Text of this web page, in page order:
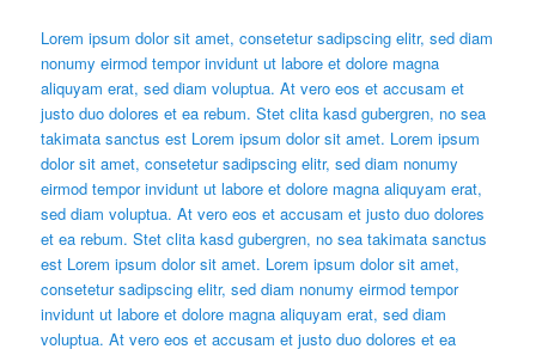
Lorem ipsum dolor sit amet, consetetur sadipscing elitr, sed diam
nonumy eirmod tempor invidunt ut labore et dolore magna
aliquyam erat, sed diam voluptua. At vero eos et accusam et
justo duo dolores et ea rebum. Stet clita kasd gubergren, no sea
takimata sanctus est Lorem ipsum dolor sit amet. Lorem ipsum
dolor sit amet, consetetur sadipscing elitr, sed diam nonumy
eirmod tempor invidunt ut labore et dolore magna aliquyam erat,
sed diam voluptua. At vero eos et accusam et justo duo dolores
et ea rebum. Stet clita kasd gubergren, no sea takimata sanctus
est Lorem ipsum dolor sit amet. Lorem ipsum dolor sit amet,
consetetur sadipscing elitr, sed diam nonumy eirmod tempor
invidunt ut labore et dolore magna aliquyam erat, sed diam
voluptua. At vero eos et accusam et justo duo dolores et ea